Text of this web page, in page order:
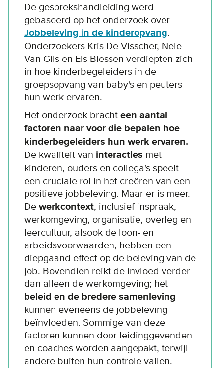
De gesprekshandleiding werd
gebaseerd op het onderzoek over
Jobbeleving in de kinderopvang.
Onderzoekers Kris De Visscher, Nele
Van Gils en Els Biessen verdiepten zich
in hoe kinderbegeleiders in de
groepsopvang van baby's en peuters
hun werk ervaren.
Het onderzoek bracht een aantal
factoren naar voor die bepalen hoe
kinderbegeleiders hun werk ervaren.
De kwaliteit van interacties met
kinderen, ouders en collega's speelt
een cruciale rol in het creëren van een
positieve jobbeleving. Maar er is meer.
De werkcontext, inclusief inspraak,
werkomgeving, organisatie, overleg en
leercultuur, alsook de loon- en
arbeidsvoorwaarden, hebben een
diepgaand effect op de beleving van de
job. Bovendien reikt de invloed verder
dan alleen de werkomgeving; het
beleid en de bredere samenleving
kunnen eveneens de jobbeleving
beïnvloeden. Sommige van deze
factoren kunnen door leidinggevenden
en coaches worden aangepakt, terwijl
andere buiten hun controle vallen.